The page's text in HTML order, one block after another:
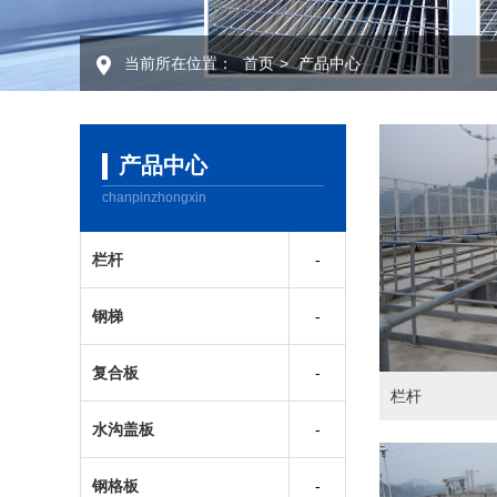
当前所在位置： 首页 > 产品中心
产品中心
chanpinzhongxin
栏杆
钢梯
复合板
水沟盖板
钢格板
栏杆